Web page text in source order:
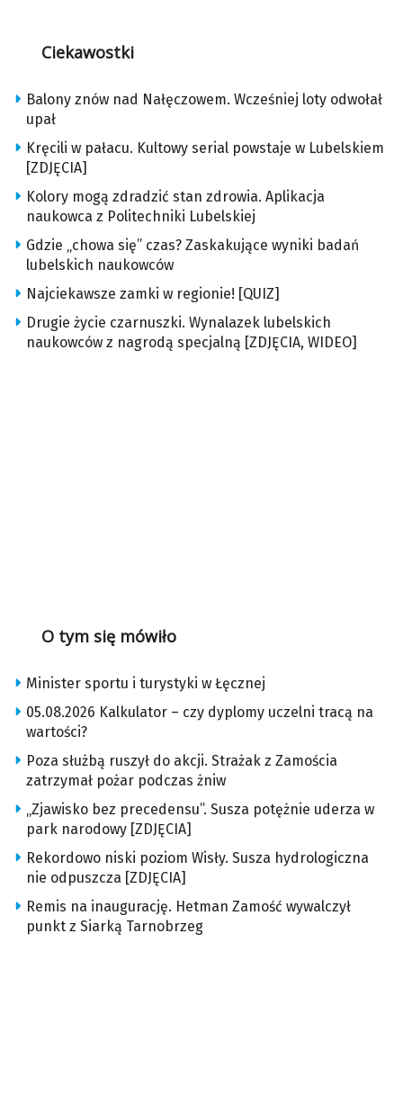
Ciekawostki
Balony znów nad Nałęczowem. Wcześniej loty odwołał
upał
Kręcili w pałacu. Kultowy serial powstaje w Lubelskiem
[ZDJĘCIA]
Kolory mogą zdradzić stan zdrowia. Aplikacja
naukowca z Politechniki Lubelskiej
Gdzie „chowa się” czas? Zaskakujące wyniki badań
lubelskich naukowców
Najciekawsze zamki w regionie! [QUIZ]
Drugie życie czarnuszki. Wynalazek lubelskich
naukowców z nagrodą specjalną [ZDJĘCIA, WIDEO]
O tym się mówiło
Minister sportu i turystyki w Łęcznej
05.08.2026 Kalkulator – czy dyplomy uczelni tracą na
wartości?
Poza służbą ruszył do akcji. Strażak z Zamościa
zatrzymał pożar podczas żniw
„Zjawisko bez precedensu”. Susza potężnie uderza w
park narodowy [ZDJĘCIA]
Rekordowo niski poziom Wisły. Susza hydrologiczna
nie odpuszcza [ZDJĘCIA]
Remis na inaugurację. Hetman Zamość wywalczył
punkt z Siarką Tarnobrzeg